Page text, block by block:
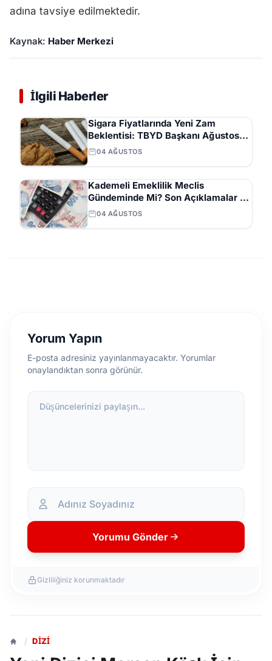
adına tavsiye edilmektedir.
Kaynak: Haber Merkezi
İlgili Haberler
Sigara Fiyatlarında Yeni Zam
Beklentisi: TBYD Başkanı Ağustos
Ayını İşaret Etti
04 AĞUSTOS
Kademeli Emeklilik Meclis
Gündeminde Mi? Son Açıklamalar ve
Beklentiler
04 AĞUSTOS
Yorum Yapın
E-posta adresiniz yayınlanmayacaktır. Yorumlar
onaylandıktan sonra görünür.
Düşüncelerinizi paylaşın...
Yorumu Gönder
Gizliliğiniz korunmaktadır
/ DIZI